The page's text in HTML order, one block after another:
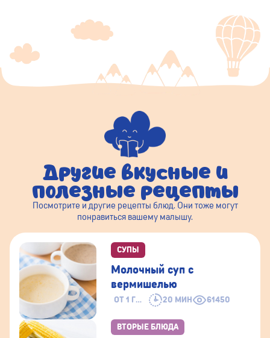
Другие вкусные и
полезные рецепты
Посмотрите и другие рецепты блюд. Они тоже могут
понравиться вашему малышу.
СУПЫ
ОТ 1 ГОДА 20 МИН 61450
Молочный суп с
вермишелью
ВТОРЫЕ БЛЮДА